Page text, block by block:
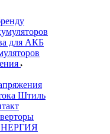
для АКБ
Штиль